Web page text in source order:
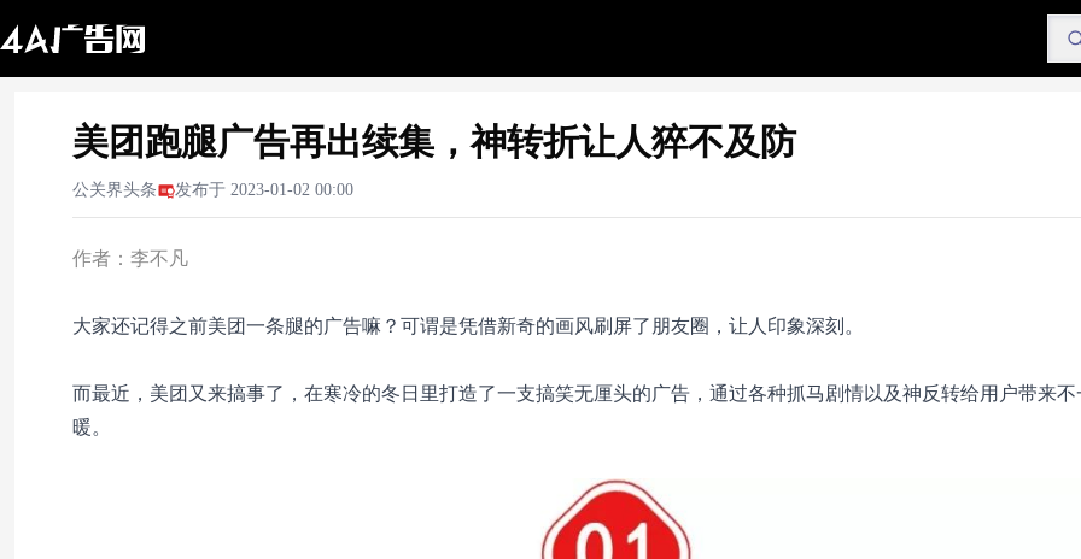
美团跑腿广告再出续集，神转折让人猝不及防
公关界头条 发布于 2023-01-02 00:00
作者：李不凡
大家还记得之前美团一条腿的广告嘛？可谓是凭借新奇的画风刷屏了朋友圈，让人印象深刻。
而最近，美团又来搞事了，在寒冷的冬日里打造了一支搞笑无厘头的广告，通过各种抓马剧情以及神反转给用户带来不
暖。